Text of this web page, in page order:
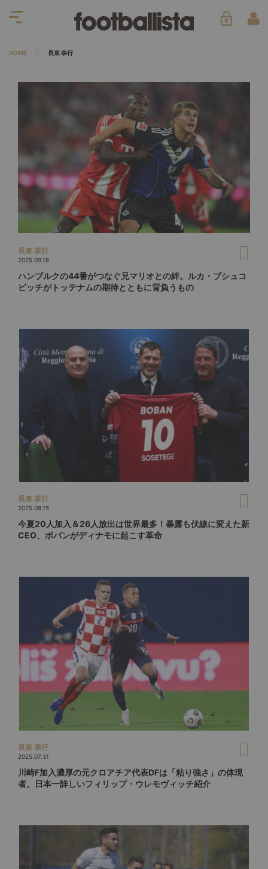
HOME 長束 恭行
長束 恭行
2025.09.18
ハンブルクの44番がつなぐ兄マリオとの絆。ルカ・ブシュコ
ビッチがトッテナムの期待とともに背負うもの
長束 恭行
2025.08.15
今夏20人加入＆26人放出は世界最多！暴露も伏線に変えた新
CEO、ボバンがディナモに起こす革命
長束 恭行
2025.07.31
川崎F加入濃厚の元クロアチア代表DFは「粘り強さ」の体現
者。日本一詳しいフィリップ・ウレモヴィッチ紹介